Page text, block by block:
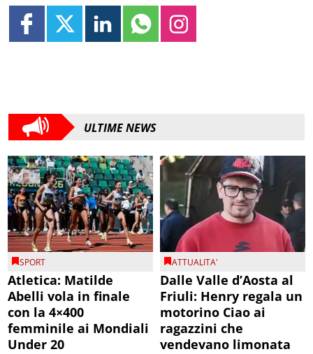
ULTIME NEWS
SPORT
Atletica: Matilde
Abelli vola in finale
con la 4×400
femminile ai Mondiali
Under 20
ATTUALITA'
Dalle Valle d’Aosta al
Friuli: Henry regala un
motorino Ciao ai
ragazzini che
vendevano limonata